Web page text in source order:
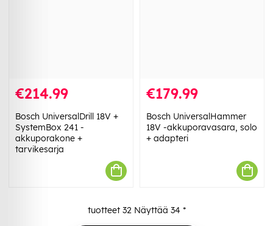
€214.99
Bosch UniversalDrill 18V +
SystemBox 241 -
akkuporakone +
tarvikesarja
€179.99
Bosch UniversalHammer
18V -akkuporavasara, solo
+ adapteri
tuotteet 32Näyttää 34 *